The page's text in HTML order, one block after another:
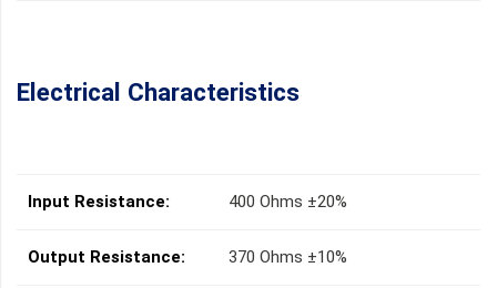
Electrical Characteristics
Input Resistance: 400 Ohms ±20%
Output Resistance: 370 Ohms ±10%